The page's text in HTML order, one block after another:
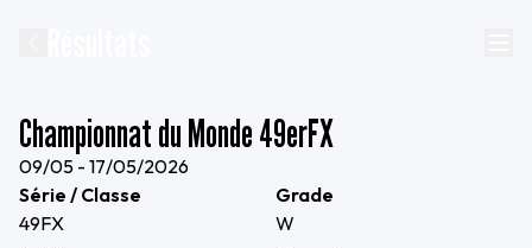
Championnat du Monde 49erFX
09/05 - 17/05/2026
Série / Classe
49FX
Grade
W